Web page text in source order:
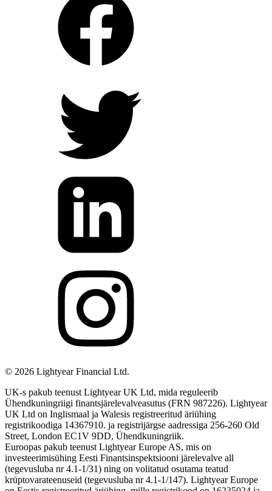
© 2026 Lightyear Financial Ltd.
UK-s pakub teenust Lightyear UK Ltd, mida reguleerib
Ühendkuningriigi finantsjärelevalveasutus (FRN 987226). Lightyear
UK Ltd on Inglismaal ja Walesis registreeritud äriühing
registrikoodiga 14367910. ja registrijärgse aadressiga 256-260 Old
Street, London EC1V 9DD, Ühendkuningriik.
Euroopas pakub teenust Lightyear Europe AS, mis on
investeerimisühing Eesti Finantsinspektsiooni järelevalve all
(tegevusluba nr 4.1-1/31) ning on volitatud osutama teatud
krüptovarateenuseid (tegevusluba nr 4.1-1/147). Lightyear Europe